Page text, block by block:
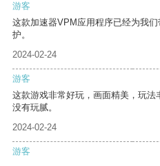
游客
这款加速器VPM应用程序已经为我
护。
2024-02-24
游客
这款游戏非常好玩，画面精美，玩
没有玩腻。
2024-02-24
游客